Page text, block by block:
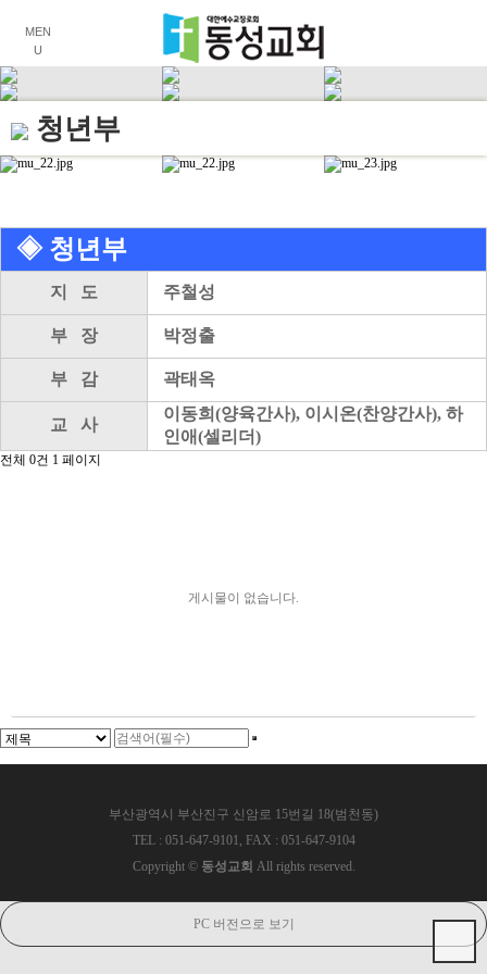
MEN
U
청년부
◈ 청년부
지 도 주철성
부 장 박정출
부 감 곽태옥
교 사
이동희(양육간사), 이시온(찬양간사), 하
인애(셀리더)
전체 0건 1 페이지
게시물이 없습니다.
부산광역시 부산진구 신암로 15번길 18(범천동)
TEL : 051-647-9101, FAX : 051-647-9104
Copyright © 동성교회 All rights reserved.
PC 버전으로 보기